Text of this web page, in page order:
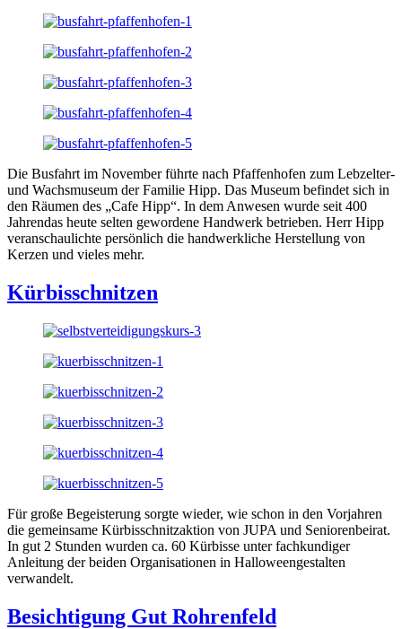
Die Busfahrt im November führte nach Pfaffenhofen zum Lebzelter-
und Wachsmuseum der Familie Hipp. Das Museum befindet sich in
den Räumen des „Cafe Hipp“. In dem Anwesen wurde seit 400
Jahrendas heute selten gewordene Handwerk betrieben. Herr Hipp
veranschaulichte persönlich die handwerkliche Herstellung von
Kerzen und vieles mehr.
Kürbisschnitzen
Für große Begeisterung sorgte wieder, wie schon in den Vorjahren
die gemeinsame Kürbisschnitzaktion von JUPA und Seniorenbeirat.
In gut 2 Stunden wurden ca. 60 Kürbisse unter fachkundiger
Anleitung der beiden Organisationen in Halloweengestalten
verwandelt.
Besichtigung Gut Rohrenfeld